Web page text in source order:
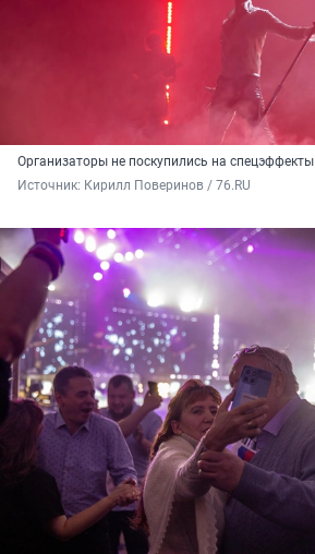
Организаторы не поскупились на спецэффекты
Источник: Кирилл Поверинов / 76.RU